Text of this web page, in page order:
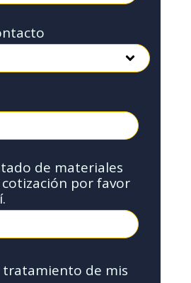
de materiales
por favor
de mis